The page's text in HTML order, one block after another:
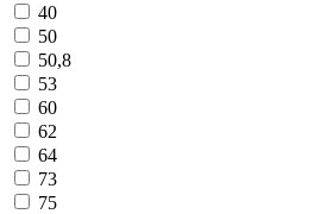
40
50
50,8
53
60
62
64
73
75